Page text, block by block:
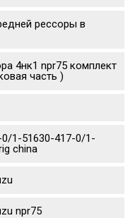
рессоры в
4нк1 npr75 комплект
часть )
1-51630-417-0/1-
china
npr75